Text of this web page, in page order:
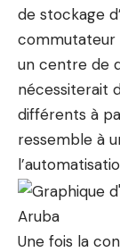
de stockage
commutateur
un centre de
nécessiterait
différents à
ressemble à
Aruba
Une fois la